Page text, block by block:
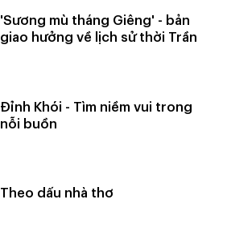
'Sương mù tháng Giêng' - bản
giao hưởng về lịch sử thời Trần
Đỉnh Khói - Tìm niềm vui trong
nỗi buồn
Theo dấu nhà thơ